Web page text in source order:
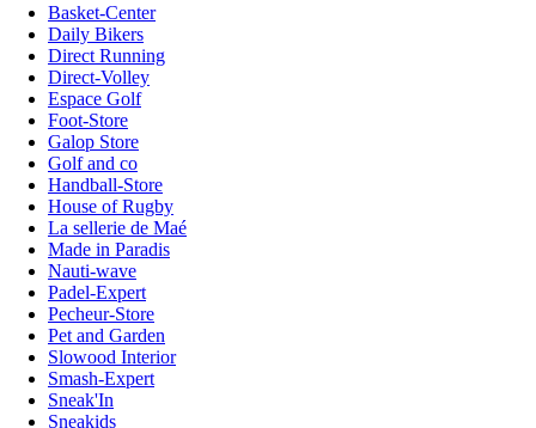
Basket-Center
Daily Bikers
Direct Running
Direct-Volley
Espace Golf
Foot-Store
Galop Store
Golf and co
Handball-Store
House of Rugby
La sellerie de Maé
Made in Paradis
Nauti-wave
Padel-Expert
Pecheur-Store
Pet and Garden
Slowood Interior
Smash-Expert
Sneak'In
Sneakids